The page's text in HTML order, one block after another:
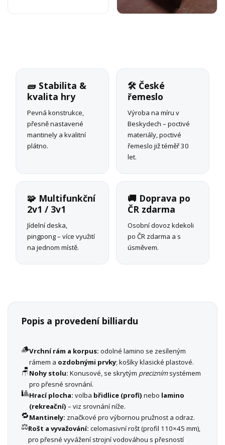
🧱 Stabilita &
kvalita hry
Pevná konstrukce,
přesně nastavené
mantinely a kvalitní
plátno.
🛠 České
řemeslo
Výroba na míru v
Beskydech – poctivé
materiály, poctivé
řemeslo již téměř 30
let.
🧩 Multifunkční
2v1 / 3v1
Jídelní deska,
pingpong – více využití
na jednom místě.
🚚 Doprava po
ČR zdarma
Osobní dovoz kdekoli
po ČR zdarma a s
úsměvem.
Popis a provedení billiardu
🪵Vrchní rám a korpus: odolné lamino se zesíleným
rámem a ozdobnými prvky; košíky klasické plastové.
🪑 Nohy stolu: Konusové, se skrytým preciznímsystémem
pro přesné srovnání.
🎱Hrací plocha: volba břidlice (profi) nebo lamino
(rekreační) – viz srovnání níže.
🔁Mantinely: značkové pro výbornou pružnost a odraz.
⚖️Rošt a vyvažování: celomasivní rošt (profil 110×45 mm),
pro přesné vyvážení strojní vodováhou s přesností